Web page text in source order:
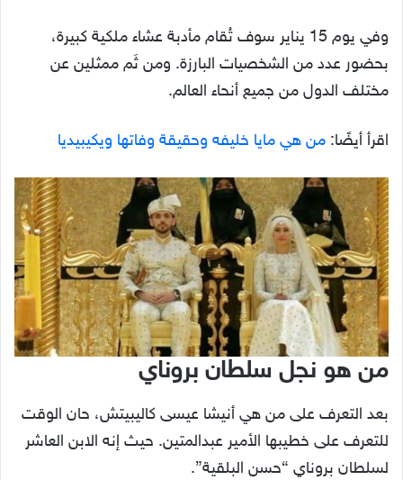
وفي يوم 15 يناير سوف تُقام مأدبة عشاء ملكية كبيرة،
بحضور عدد من الشخصيات البارزة. ومن ثَم ممثلين عن
مختلف الدول من جميع أنحاء العالم.
اقرأ أيضًا: من هي مايا خليفه وحقيقة وفاتها ويكيبيديا
من هو نجل سلطان بروناي
بعد التعرف على من هي أنيشا عيسى كاليبيتش، حان الوقت
للتعرف على خطيبها الأمير عبدالمتين. حيث إنه الابن العاشر
لسلطان بروناي “حسن البلقية”.